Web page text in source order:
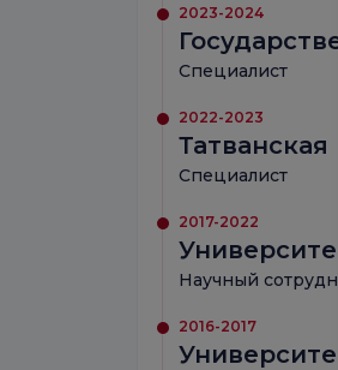
2023-2024
Специалист
2022-2023
Специалист
2017-2022
Научный
2016-2017